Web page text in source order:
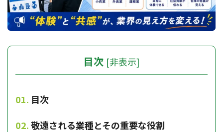
目次 [非表示]
目次
敬遠される業種とその重要な役割